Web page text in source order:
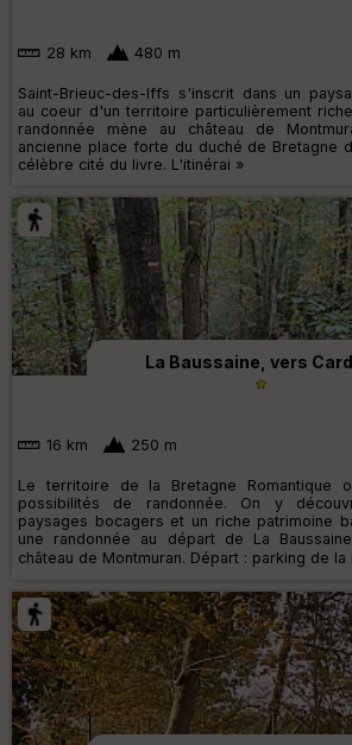
28 km 480 m
Saint-Brieuc-des-Iffs s'inscrit dans un
au coeur d'un territoire particulièrement
randonnée mène au château de
ancienne place forte du duché de Bretagne
célèbre cité du livre. L'itinérai »
La Baussaine, vers
16 km 250 m
Le territoire de la Bretagne Romantique
possibilités de randonnée. On y
paysages bocagers et un riche patrimoine
une randonnée au départ de La
château de Montmuran. Départ : parking de